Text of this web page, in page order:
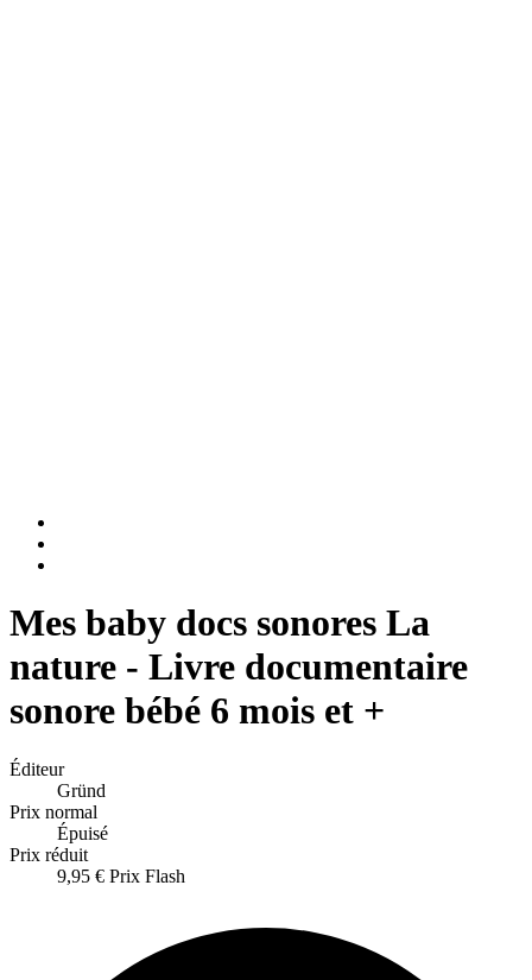
Mes baby docs sonores La
nature - Livre documentaire
sonore bébé 6 mois et +
Éditeur
Gründ
Prix normal
Épuisé
Prix réduit
9,95 € Prix Flash